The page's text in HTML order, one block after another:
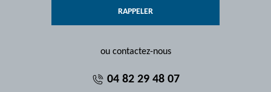
ou contactez-nous
04 82 29 48 07